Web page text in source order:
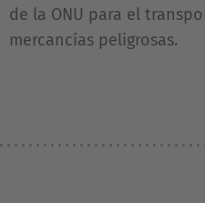
de la ONU para el
mercancías peligrosas.